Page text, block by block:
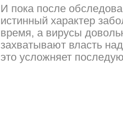
И пока после
истинный характер
время, а вирусы
захватывают власть
это усложняет